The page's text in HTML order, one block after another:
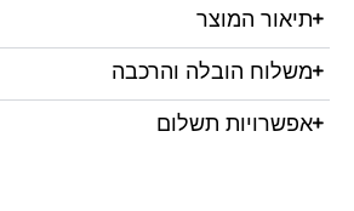
תיאור המוצר
משלוח הובלה והרכבה
אפשרויות תשלום